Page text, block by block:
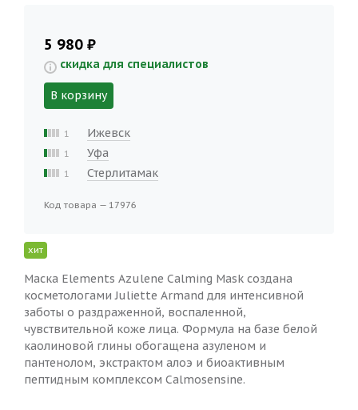
хит
Маска Elements Azulene Calming Mask создана
косметологами Juliette Armand для интенсивной
заботы о раздраженной, воспаленной,
чувствительной коже лица. Формула на базе белой
каолиновой глины обогащена азуленом и
пантенолом, экстрактом алоэ и биоактивным
пептидным комплексом Calmosensine.
5 980 ₽
скидка для специалистов
В корзину
1 Ижевск
1 Уфа
1 Стерлитамак
Код товара — 17976